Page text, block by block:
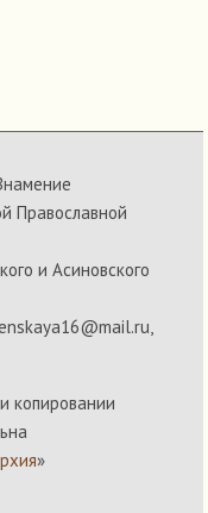
Православной
и Асиновского
копировании
»